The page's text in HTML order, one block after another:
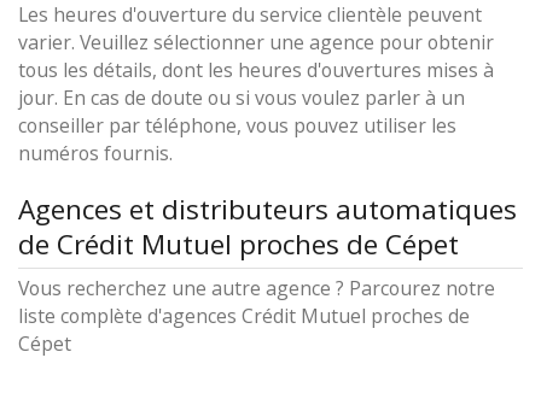
Les heures d'ouverture du service clientèle peuvent
varier. Veuillez sélectionner une agence pour obtenir
tous les détails, dont les heures d'ouvertures mises à
jour. En cas de doute ou si vous voulez parler à un
conseiller par téléphone, vous pouvez utiliser les
numéros fournis.
Agences et distributeurs automatiques
de Crédit Mutuel proches de Cépet
Vous recherchez une autre agence ? Parcourez notre
liste complète d'agences Crédit Mutuel proches de
Cépet